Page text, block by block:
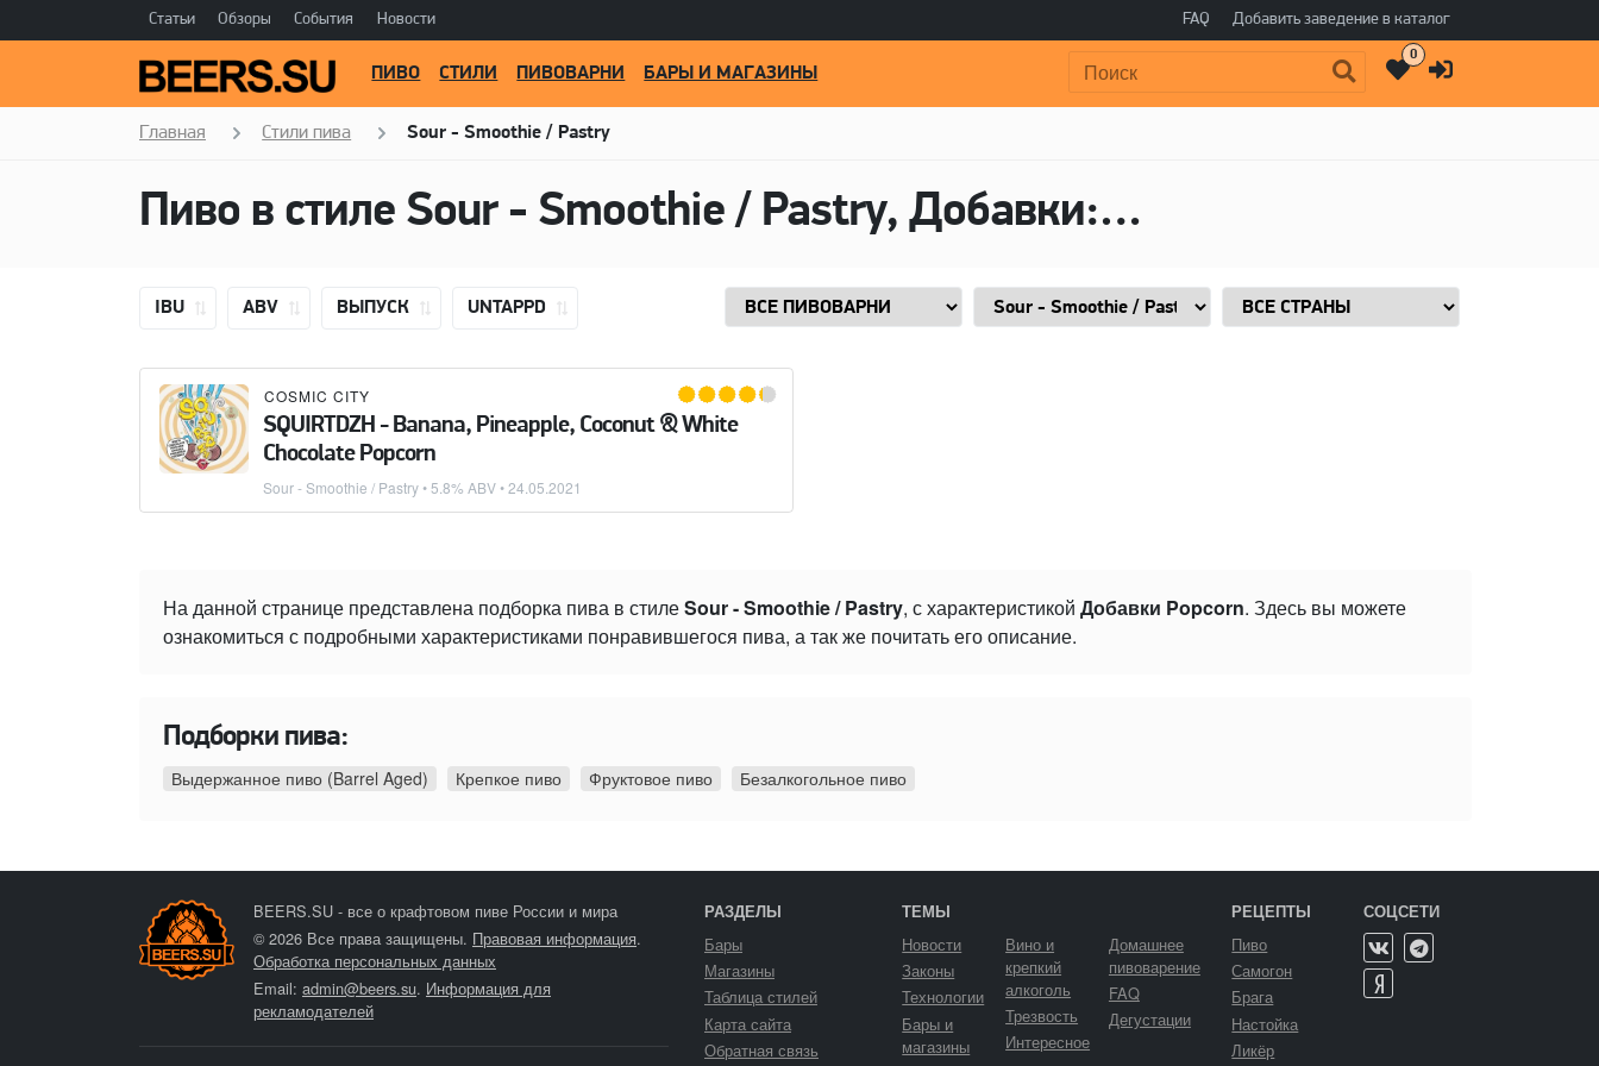
Статьи Обзоры События Новости FAQ Добавить заведение в каталог
Поиск:
ПИВО СТИЛИ ПИВОВАРНИ БАРЫ И МАГАЗИНЫ
0
Главная Стили пива Sour - Smoothie / Pastry
Пиво в стиле Sour - Smoothie / Pastry, Добавки: Popcorn
IBU ABV ВЫПУСК UNTAPPD
COSMIC CITY
SQUIRTDZH - Banana, Pineapple, Coconut & White
Chocolate Popcorn
Sour - Smoothie / Pastry• 5.8% ABV •24.05.2021
На данной странице представлена подборка пива в стилеSour - Smoothie / Pastry, с характеристикой Добавки Popcorn. Здесь вы можете
ознакомиться с подробными характеристиками понравившегося пива, а так же почитать его описание.
Подборки пива:
Выдержанное пиво (Barrel Aged) Крепкое пиво Фруктовое пиво Безалкогольное пиво
BEERS.SU - все о крафтовом пиве России и мира
© 2026 Все права защищены. Правовая информация.
Обработка персональных данных
Email: admin@beers.su. Информация для
рекламодателей
РАЗДЕЛЫ
Бары
Магазины
Таблица стилей
Карта сайта
Обратная связь
ТЕМЫ
Новости
Законы
Технологии
Бары и
магазины
Вино и
крепкий
алкоголь
Трезвость
Интересное
Домашнее
пивоварение
FAQ
Дегустации
РЕЦЕПТЫ
Пиво
Самогон
Брага
Настойка
Ликёр
СОЦСЕТИ